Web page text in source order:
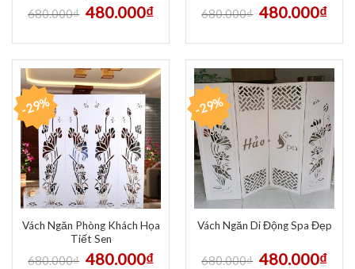
680.000₫ 480.000₫ 680.000₫ 480.000₫
-29%
Vách Ngăn Phòng Khách Họa
Tiết Sen
680.000₫ 480.000₫
-29%
Vách Ngăn Di Động Spa Đẹp
680.000₫ 480.000₫